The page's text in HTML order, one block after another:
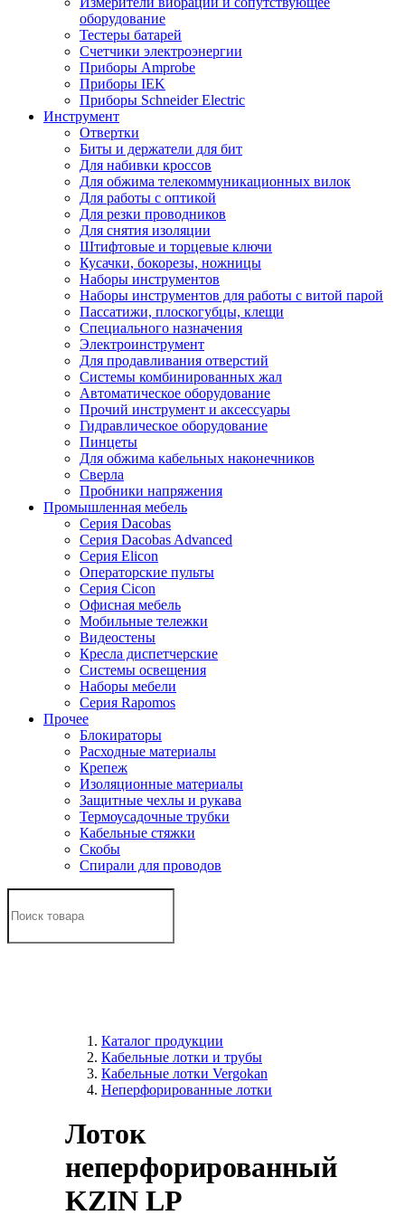
оборудование
Тестеры батарей
Счетчики электроэнергии
Приборы Amprobe
Приборы IEK
Приборы Schneider Electric
Инструмент
Отвертки
Биты и держатели для бит
Для набивки кроссов
Для обжима телекоммуникационных вилок
Для работы с оптикой
Для резки проводников
Для снятия изоляции
Штифтовые и торцевые ключи
Кусачки, бокорезы, ножницы
Наборы инструментов
Наборы инструментов для работы с витой парой
Пассатижи, плоскогубцы, клещи
Специального назначения
Электроинструмент
Для продавливания отверстий
Системы комбинированных жал
Автоматическое оборудование
Прочий инструмент и аксессуары
Гидравлическое оборудование
Пинцеты
Для обжима кабельных наконечников
Сверла
Пробники напряжения
Промышленная мебель
Серия Dacobas
Серия Dacobas Advanced
Серия Elicon
Операторские пульты
Серия Cicon
Офисная мебель
Мобильные тележки
Видеостены
Кресла диспетчерские
Системы освещения
Наборы мебели
Серия Rapomos
Прочее
Блокираторы
Расходные материалы
Крепеж
Изоляционные материалы
Защитные чехлы и рукава
Термоусадочные трубки
Кабельные стяжки
Скобы
Спирали для проводов
Каталог продукции
Кабельные лотки и трубы
Кабельные лотки Vergokan
Неперфорированные лотки
Лоток
неперфорированный
KZIN LP